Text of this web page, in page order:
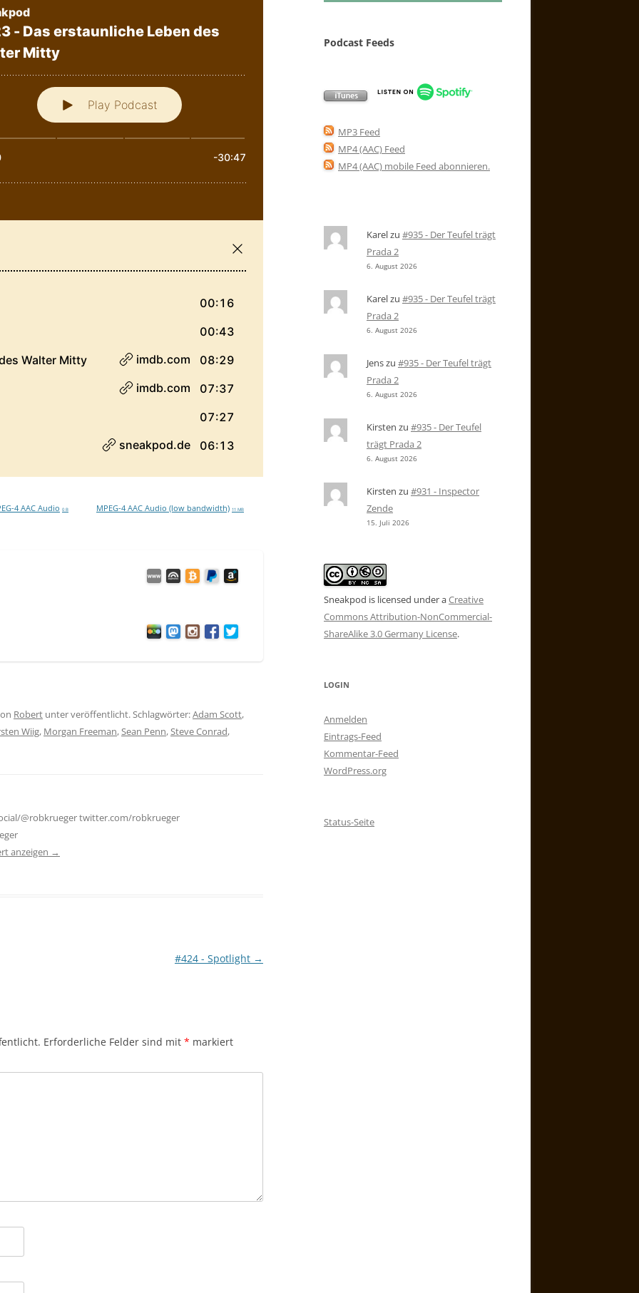
4 AAC Audio 0 B MPEG-4 AAC Audio (low bandwidth) 11 MB
Robert unter veröffentlicht. Schlagwörter:Adam Scott,
Wiig, Morgan Freeman,Sean Penn,Steve Conrad,
@robkrueger twitter.com/robkrueger
anzeigen →
#424 - Spotlight →
Erforderliche Felder sind mit * markiert
Podcast Feeds
MP3 Feed
MP4 (AAC) Feed
MP4 (AAC) mobile Feed abonnieren.
Karelzu #935 - Der Teufel trägt
Prada 2
6. August 2026
Karelzu #935 - Der Teufel trägt
Prada 2
6. August 2026
Jenszu #935 - Der Teufel trägt
Prada 2
6. August 2026
Kirsten zu #935 - Der Teufel
trägt Prada 2
6. August 2026
Kirsten zu #931 - Inspector
Zende
15. Juli 2026
Sneakpod is licensed under aCreative
Commons Attribution-NonCommercial-
ShareAlike 3.0 Germany License.
LOGIN
Anmelden
Eintrags-Feed
Kommentar-Feed
WordPress.org
Status-Seite